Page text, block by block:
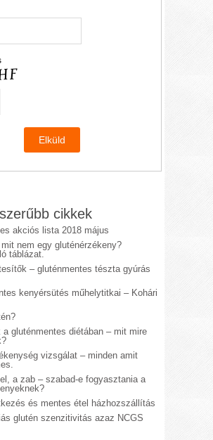
cikkek
akciós lista 2018 május
nem egy gluténérzékeny?
táblázat.
– gluténmentes tészta gyúrás
kenyérsütés műhelytitkai – Kohári
gluténmentes diétában – mit mire
vizsgálat – minden amit
a zab – szabad-e fogyasztania a
és mentes étel házhozszállítás
glutén szenzitivitás azaz NCGS